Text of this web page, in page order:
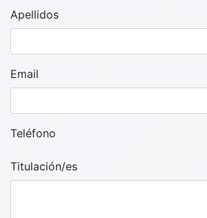
Apellidos
Email
Teléfono
Titulación/es